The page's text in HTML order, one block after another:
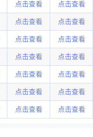
点击查看 点击查看
点击查看 点击查看
点击查看 点击查看
点击查看 点击查看
点击查看 点击查看
点击查看 点击查看
点击查看 点击查看